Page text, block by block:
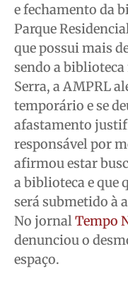
e fechamento da
Parque
que possui mais
sendo a
Serra, a AMPRL
temporário e se
afastamento
responsável por
afirmou estar
a biblioteca e que
será submetido à
No jornalTempo
denunciou o
espaço.